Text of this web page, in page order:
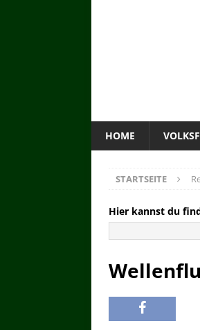
HOME
STARTSEITE
Hier kannst du